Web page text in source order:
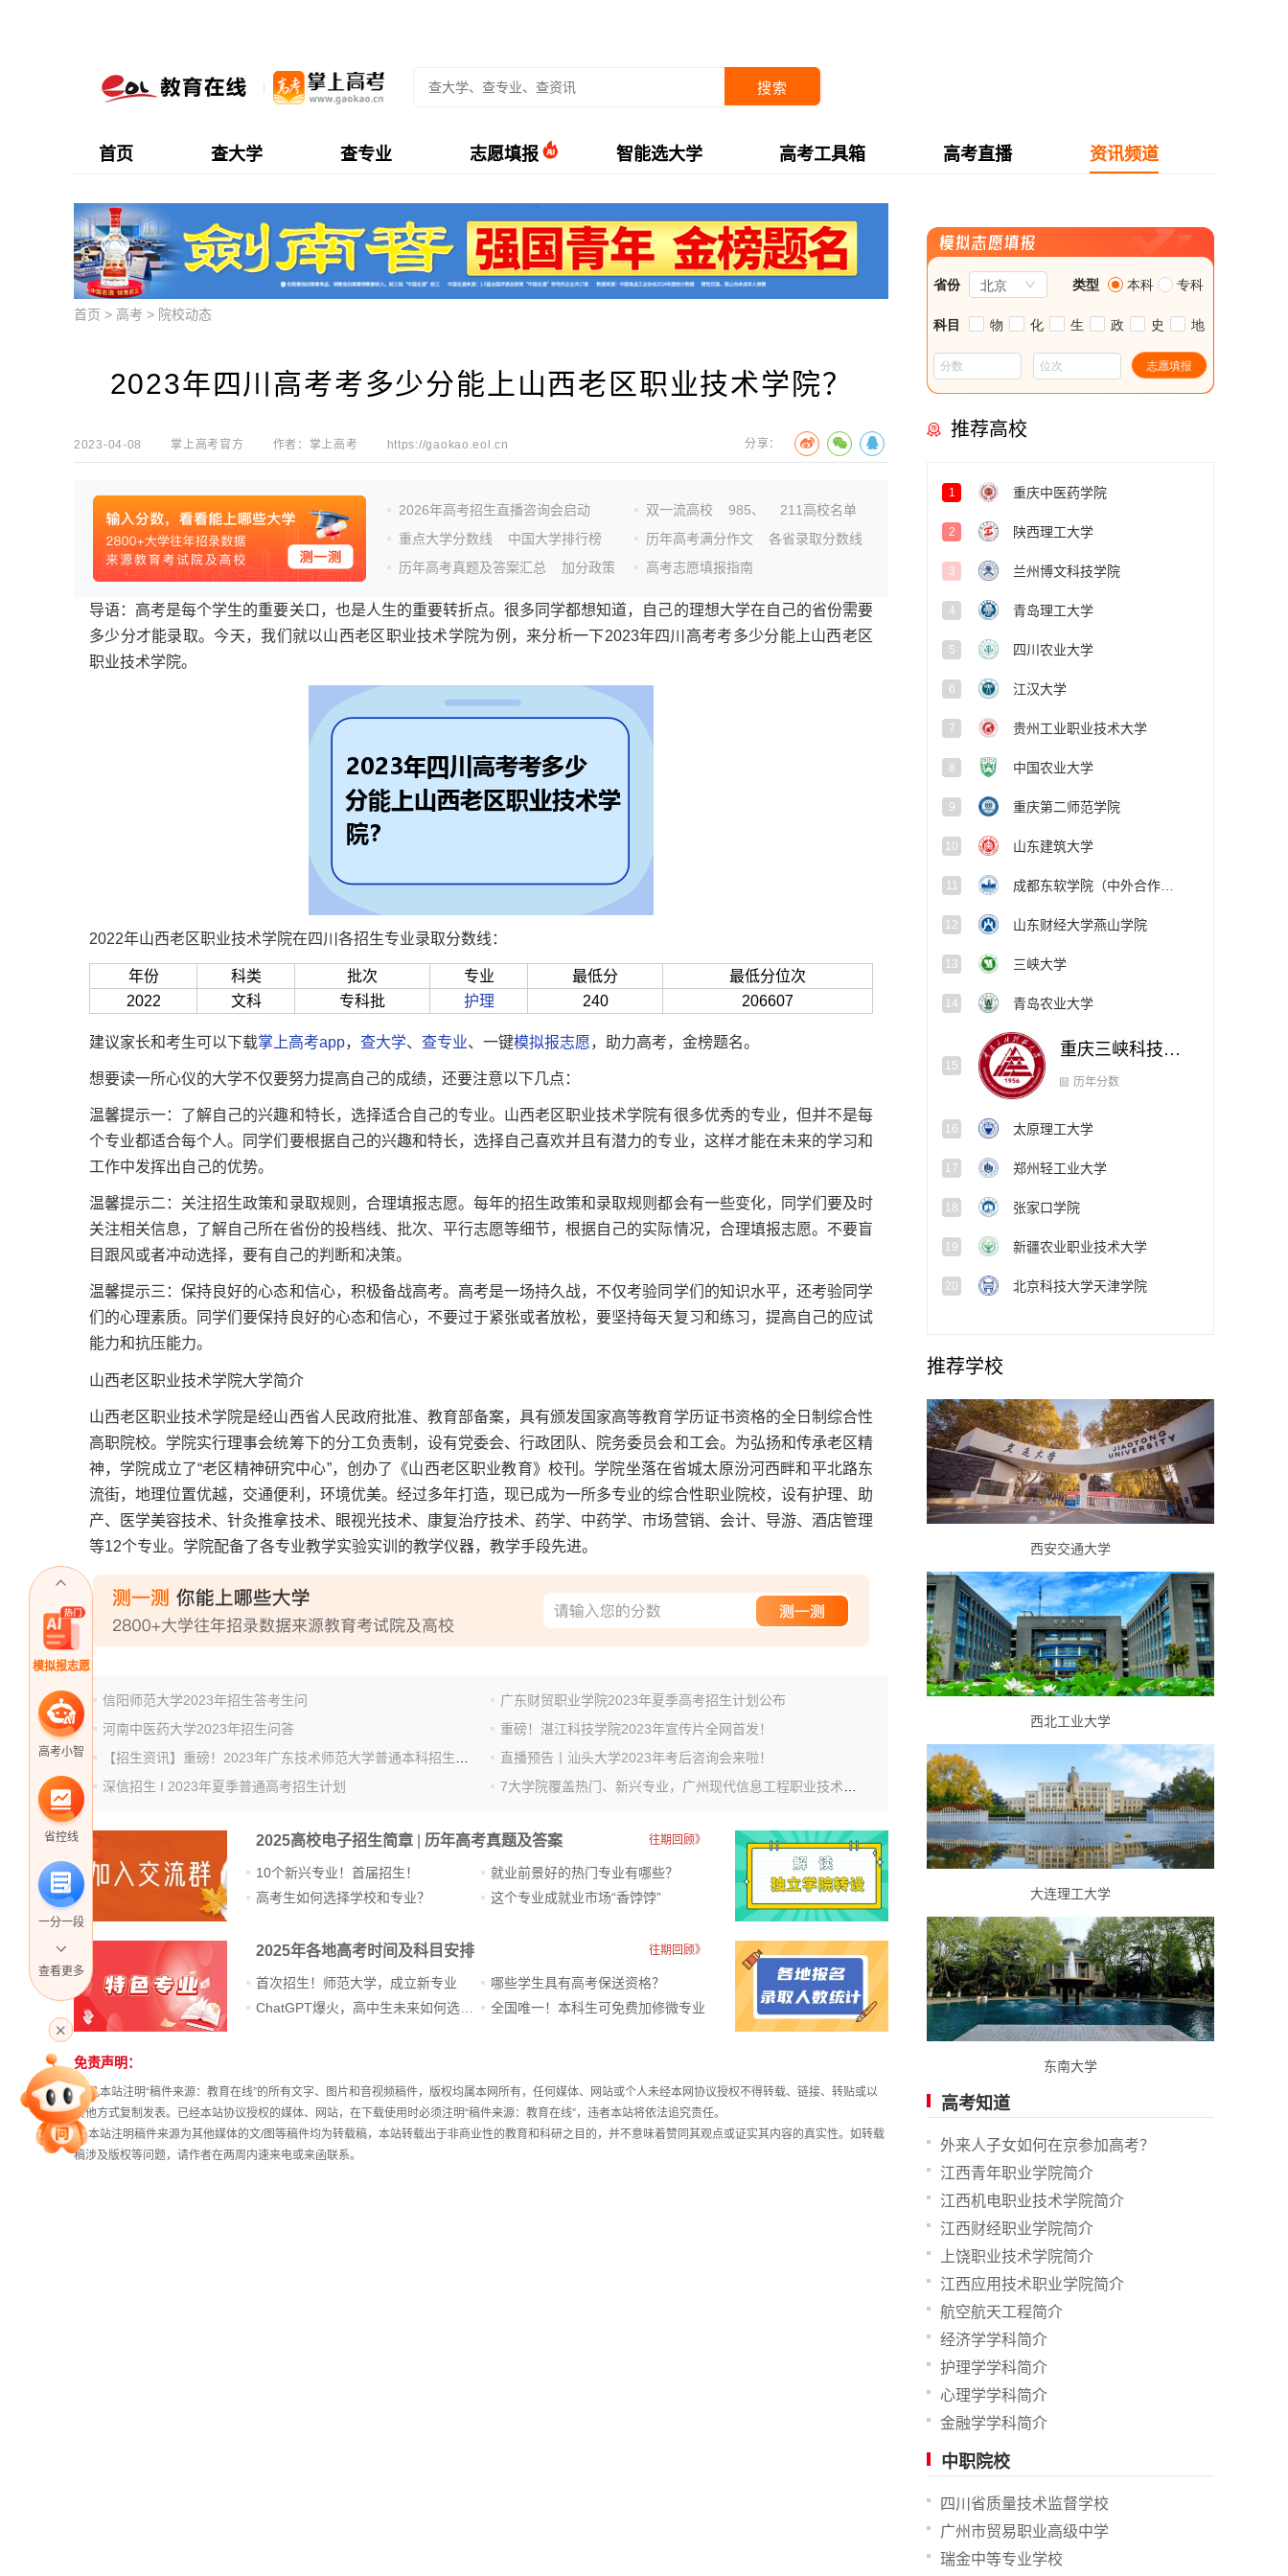
搜索
首页 查大学 查专业 志愿填报 智能选大学 高考工具箱 高考直播 资讯频道
模拟报志愿
高考小智
省控线
一分一段
高考直播
专家指导课
查看更多
首页 > 高考 > 院校动态
2023年四川高考考多少分能上山西老区职业技术学院？
2023-04-08 掌上高考官方 作者： 掌上高考 https://gaokao.eol.cn 分享：
2026年高考招生直播咨询会启动
重点大学分数线
中国大学排行榜
历年高考真题及答案汇总
加分政策
双一流高校 985、
211高校名单
历年高考满分作文
各省录取分数线
高考志愿填报指南
导语：高考是每个学生的重要关口，也是人生的重要转折点。很多同学都想知道，自己的理想大学在自己的省份需要
多少分才能录取。今天，我们就以山西老区职业技术学院为例，来分析一下2023年四川高考考多少分能上山西老区
职业技术学院。
2022年山西老区职业技术学院在四川各招生专业录取分数线：
年份 科类 批次 专业 最低分
最低分位次
2022
文科 专科批 护理 240 206607
建议家长和考生可以下载掌上高考app， 查大学、 查专业、一键模拟报志愿，助力高考，金榜题名。
想要读一所心仪的大学不仅要努力提高自己的成绩，还要注意以下几点：
温馨提示一：了解自己的兴趣和特长，选择适合自己的专业。山西老区职业技术学院有很多优秀的专业，但并不是每
个专业都适合每个人。同学们要根据自己的兴趣和特长，选择自己喜欢并且有潜力的专业，这样才能在未来的学习和
工作中发挥出自己的优势。
温馨提示二：关注招生政策和录取规则，合理填报志愿。每年的招生政策和录取规则都会有一些变化，同学们要及时
关注相关信息，了解自己所在省份的投档线、批次、平行志愿等细节，根据自己的实际情况，合理填报志愿。不要盲
目跟风或者冲动选择，要有自己的判断和决策。
温馨提示三：保持良好的心态和信心，积极备战高考。高考是一场持久战，不仅考验同学们的知识水平，还考验同学
们的心理素质。同学们要保持良好的心态和信心，不要过于紧张或者放松，要坚持每天复习和练习，提高自己的应试
能力和抗压能力。
山西老区职业技术学院大学简介
山西老区职业技术学院是经山西省人民政府批准、教育部备案，具有颁发国家高等教育学历证书资格的全日制综合性
高职院校。学院实行理事会统筹下的分工负责制，设有党委会、行政团队、院务委员会和工会。为弘扬和传承老区精
神，学院成立了“老区精神研究中心”，创办了《山西老区职业教育》校刊。学院坐落在省城太原汾河西畔和平北路东
流街，地理位置优越，交通便利，环境优美。经过多年打造，现已成为一所多专业的综合性职业院校，设有护理、助
产、医学美容技术、针灸推拿技术、眼视光技术、康复治疗技术、药学、中药学、市场营销、会计、导游、酒店管理
等12个专业。学院配备了各专业教学实验实训的教学仪器，教学手段先进。
信阳师范大学2023年招生答考生问
广东财贸职业学院2023年夏季高考招生计划公布
河南中医药大学2023年招生问答
重磅！湛江科技学院2023年宣传片全网首发！
直播预告丨汕头大学2023年考后咨询会来啦！
深信招生 I 2023年夏季普通高考招生计划
2025高校电子招生简章 历年高考真题及答案 往期回顾》
10个新兴专业！首届招生！
高考生如何选择学校和专业？
就业前景好的热门专业有哪些？
这个专业成就业市场“香饽饽”​
2025年各地高考时间及科目安排 往期回顾》
首次招生！师范大学，成立新专业
哪些学生具有高考保送资格？
全国唯一！本科生可免费加修微专业
站
长
统
计
免责声明：
① 凡本站注明“稿件来源：教育在线”的所有文字、图片和音视频稿件，版权均属本网所有，任何媒体、网站或个人未经本网协议授权不得转载、链接、转贴或以
其他方式复制发表。已经本站协议授权的媒体、网站，在下载使用时必须注明“稿件来源：教育在线”，违者本站将依法追究责任。
② 本站注明稿件来源为其他媒体的文/图等稿件均为转载稿，本站转载出于非商业性的教育和科研之目的，并不意味着赞同其观点或证实其内容的真实性。如转载
稿涉及版权等问题，请作者在两周内速来电或来函联系。
推荐高校
1 重庆中医药学院
2 陕西理工大学
3 兰州博文科技学院
4 青岛理工大学
5 四川农业大学
6 江汉大学
7 贵州工业职业技术大学
8 中国农业大学
9 重庆第二师范学院
10 山东建筑大学
11
12 山东财经大学燕山学院
13 三峡大学
14 青岛农业大学
15
重庆三峡科技大学
历年分数
16 太原理工大学
17 郑州轻工业大学
18 张家口学院
19 新疆农业职业技术大学
20 北京科技大学天津学院
推荐学校
西安交通大学
西北工业大学
大连理工大学
东南大学
高考知道
外来人子女如何在京参加高考？
江西青年职业学院简介
江西机电职业技术学院简介
江西财经职业学院简介
上饶职业技术学院简介
江西应用技术职业学院简介
航空航天工程简介
经济学学科简介
护理学学科简介
心理学学科简介
金融学学科简介
中职院校
四川省质量技术监督学校
广州市贸易职业高级中学
瑞金中等专业学校